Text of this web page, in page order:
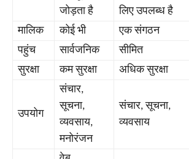
जोड़ता है
लिए उपलब्ध है
मालिक
कोई भी एक संगठन
पहुंच
सार्वजनिक सीमित
सुरक्षा
कम सुरक्षा अधिक सुरक्षा
उपयोग
संचार,
सूचना,
व्यवसाय,
मनोरंजन
संचार, सूचना,
व्यवसाय